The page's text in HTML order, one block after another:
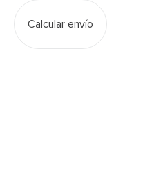
Calcular envío